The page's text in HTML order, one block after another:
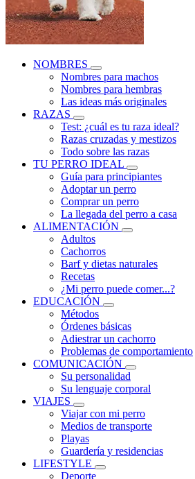
NOMBRES
Nombres para machos
Nombres para hembras
Las ideas más originales
RAZAS
Test: ¿cuál es tu raza ideal?
Razas cruzadas y mestizos
Todo sobre las razas
TU PERRO IDEAL
Guía para principiantes
Adoptar un perro
Comprar un perro
La llegada del perro a casa
ALIMENTACIÓN
Adultos
Cachorros
Barf y dietas naturales
Recetas
¿Mi perro puede comer...?
EDUCACIÓN
Métodos
Órdenes básicas
Adiestrar un cachorro
Problemas de comportamiento
COMUNICACIÓN
Su personalidad
Su lenguaje corporal
VIAJES
Viajar con mi perro
Medios de transporte
Playas
Guardería y residencias
LIFESTYLE
Deporte